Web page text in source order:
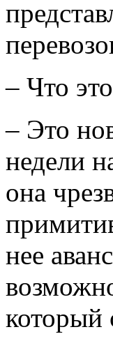
– Что
– Это
недели
она
нее
который